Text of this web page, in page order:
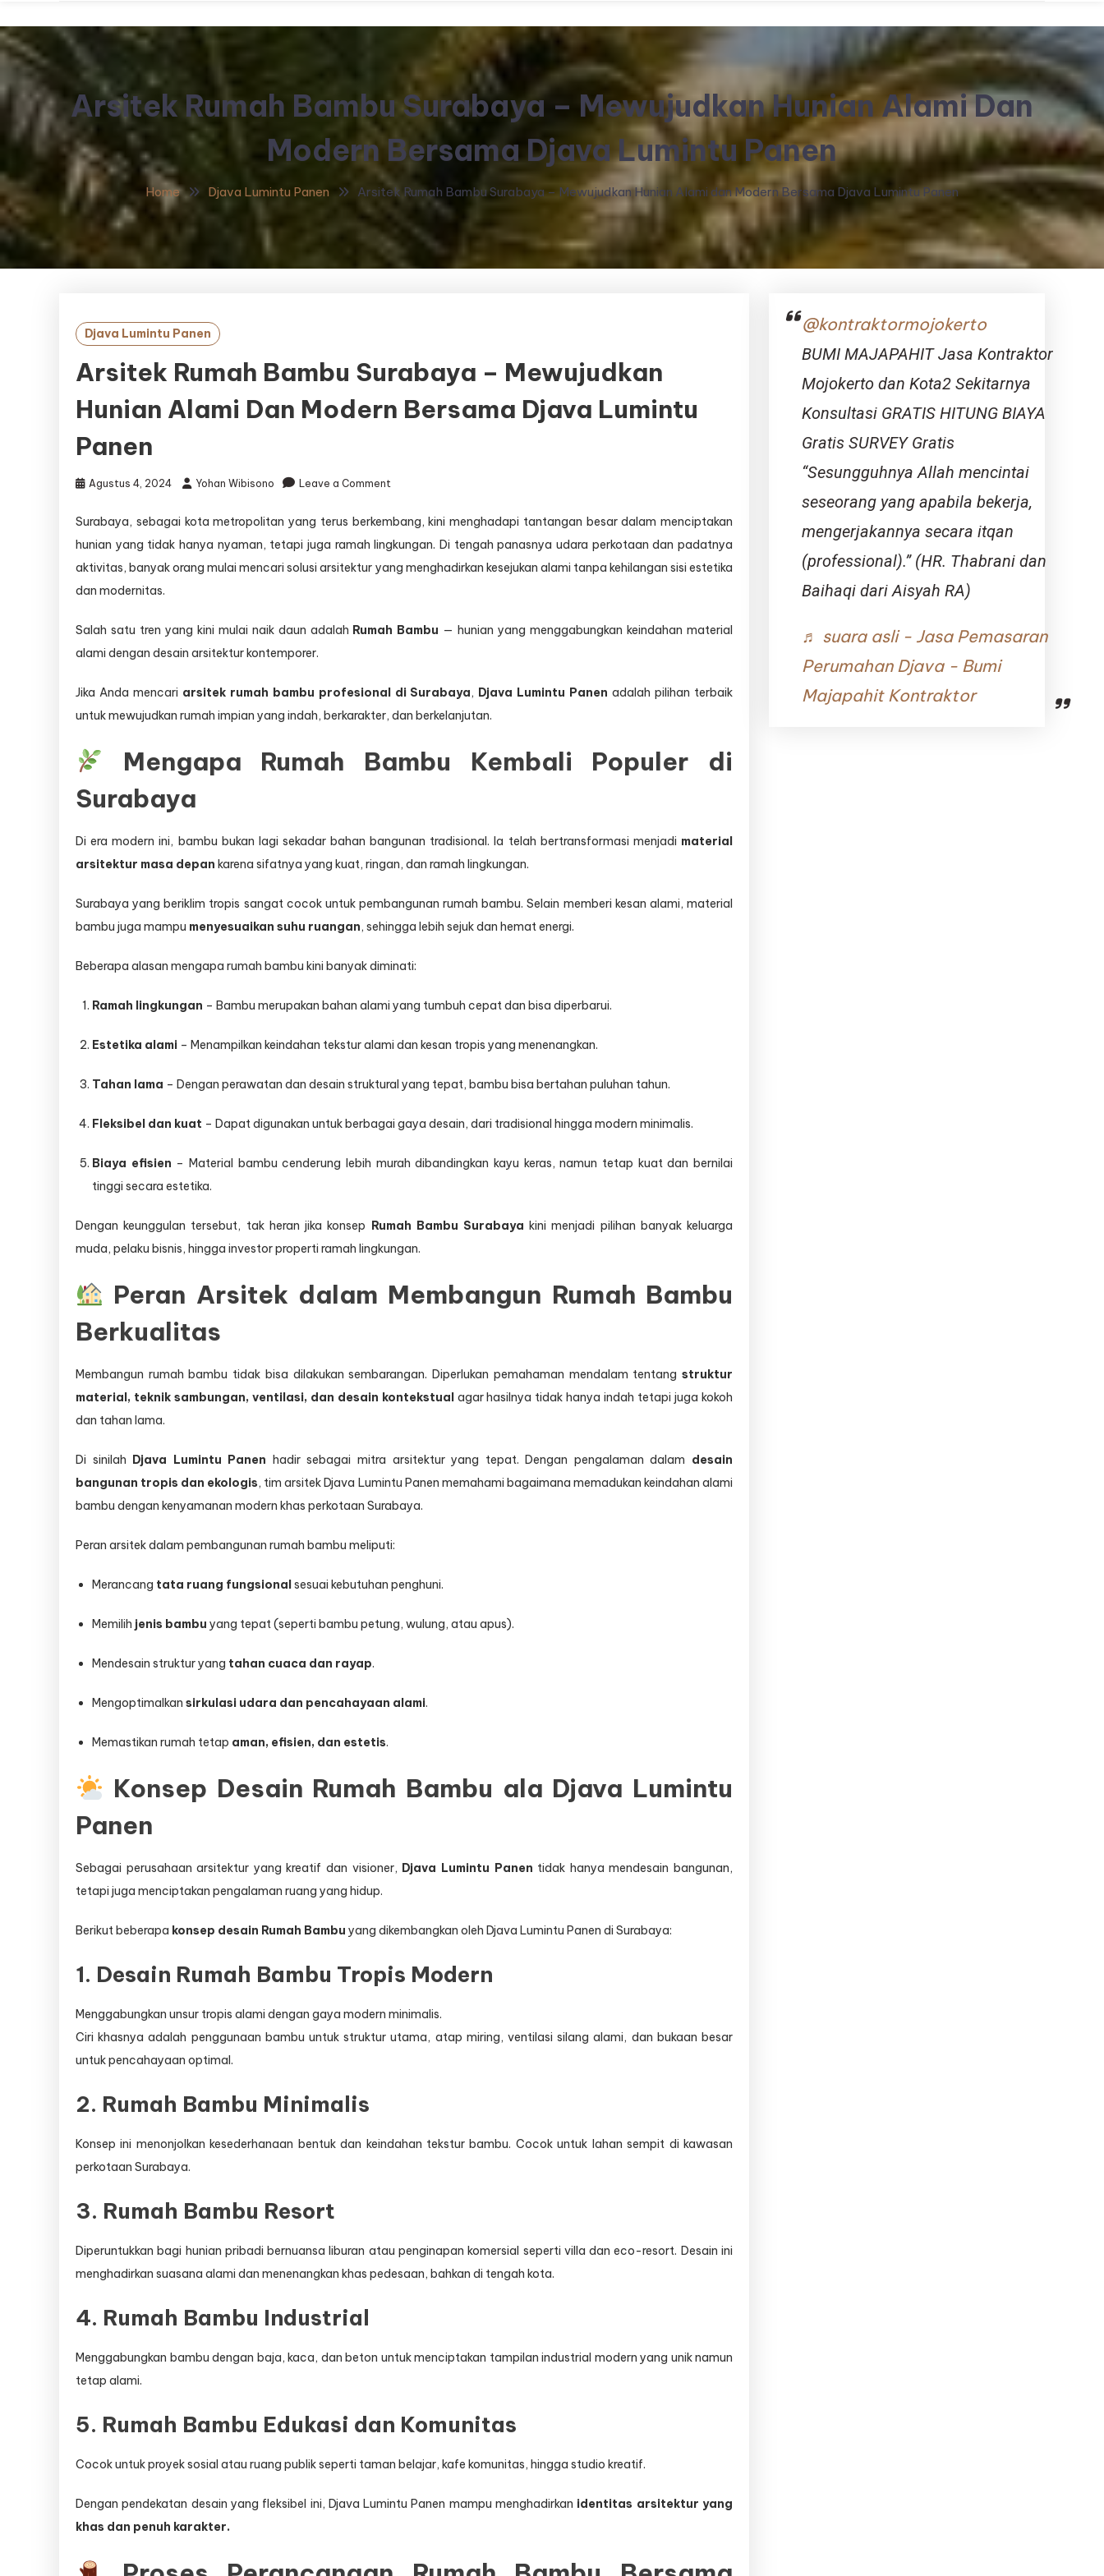
Arsitek Rumah Bambu Surabaya – Mewujudkan Hunian Alami Dan
Modern Bersama Djava Lumintu Panen
Home Djava Lumintu Panen Arsitek Rumah Bambu Surabaya – Mewujudkan Hunian Alami dan Modern Bersama Djava Lumintu Panen
Djava Lumintu Panen
Arsitek Rumah Bambu Surabaya – Mewujudkan
Hunian Alami Dan Modern Bersama Djava Lumintu
Panen
Agustus 4, 2024 Yohan Wibisono Leave a Comment
Rumah
Bambu
Surabaya
–
dan
Djava
Panen
Surabaya, sebagai kota metropolitan yang terus berkembang, kini menghadapi tantangan besar dalam menciptakan
hunian yang tidak hanya nyaman, tetapi juga ramah lingkungan. Di tengah panasnya udara perkotaan dan padatnya
aktivitas, banyak orang mulai mencari solusi arsitektur yang menghadirkan kesejukan alami tanpa kehilangan sisi estetika
dan modernitas.
Salah satu tren yang kini mulai naik daun adalah Rumah Bambu — hunian yang menggabungkan keindahan material
alami dengan desain arsitektur kontemporer.
Jika Anda mencari arsitek rumah bambu profesional di Surabaya, Djava Lumintu Panen adalah pilihan terbaik
untuk mewujudkan rumah impian yang indah, berkarakter, dan berkelanjutan.
Mengapa Rumah Bambu Kembali Populer di
Surabaya
Di era modern ini, bambu bukan lagi sekadar bahan bangunan tradisional. Ia telah bertransformasi menjadi material
arsitektur masa depan karena sifatnya yang kuat, ringan, dan ramah lingkungan.
Surabaya yang beriklim tropis sangat cocok untuk pembangunan rumah bambu. Selain memberi kesan alami, material
bambu juga mampu menyesuaikan suhu ruangan, sehingga lebih sejuk dan hemat energi.
Beberapa alasan mengapa rumah bambu kini banyak diminati:
Ramah lingkungan – Bambu merupakan bahan alami yang tumbuh cepat dan bisa diperbarui.
Estetika alami – Menampilkan keindahan tekstur alami dan kesan tropis yang menenangkan.
Tahan lama – Dengan perawatan dan desain struktural yang tepat, bambu bisa bertahan puluhan tahun.
Fleksibel dan kuat – Dapat digunakan untuk berbagai gaya desain, dari tradisional hingga modern minimalis.
Biaya efisien – Material bambu cenderung lebih murah dibandingkan kayu keras, namun tetap kuat dan bernilai
tinggi secara estetika.
Dengan keunggulan tersebut, tak heran jika konsep Rumah Bambu Surabaya kini menjadi pilihan banyak keluarga
muda, pelaku bisnis, hingga investor properti ramah lingkungan.
Peran Arsitek dalam Membangun Rumah Bambu
Berkualitas
Membangun rumah bambu tidak bisa dilakukan sembarangan. Diperlukan pemahaman mendalam tentang struktur
material, teknik sambungan, ventilasi, dan desain kontekstualagar hasilnya tidak hanya indah tetapi juga kokoh
dan tahan lama.
Di sinilah Djava Lumintu Panen hadir sebagai mitra arsitektur yang tepat. Dengan pengalaman dalam desain
bangunan tropis dan ekologis, tim arsitek Djava Lumintu Panen memahami bagaimana memadukan keindahan alami
bambu dengan kenyamanan modern khas perkotaan Surabaya.
Peran arsitek dalam pembangunan rumah bambu meliputi:
Merancang tata ruang fungsionalsesuai kebutuhan penghuni.
Memilih jenis bambu yang tepat (seperti bambu petung, wulung, atau apus).
Mendesain struktur yang tahan cuaca dan rayap.
Mengoptimalkan sirkulasi udara dan pencahayaan alami.
Memastikan rumah tetap aman, efisien, dan estetis.
Konsep Desain Rumah Bambu ala Djava Lumintu
Panen
Sebagai perusahaan arsitektur yang kreatif dan visioner, Djava Lumintu Panen tidak hanya mendesain bangunan,
tetapi juga menciptakan pengalaman ruang yang hidup.
Berikut beberapa konsep desain Rumah Bambu yang dikembangkan oleh Djava Lumintu Panen di Surabaya:
1. Desain Rumah Bambu Tropis Modern
Menggabungkan unsur tropis alami dengan gaya modern minimalis.
Ciri khasnya adalah penggunaan bambu untuk struktur utama, atap miring, ventilasi silang alami, dan bukaan besar
untuk pencahayaan optimal.
2. Rumah Bambu Minimalis
Konsep ini menonjolkan kesederhanaan bentuk dan keindahan tekstur bambu. Cocok untuk lahan sempit di kawasan
perkotaan Surabaya.
3. Rumah Bambu Resort
Diperuntukkan bagi hunian pribadi bernuansa liburan atau penginapan komersial seperti villa dan eco-resort. Desain ini
menghadirkan suasana alami dan menenangkan khas pedesaan, bahkan di tengah kota.
4. Rumah Bambu Industrial
Menggabungkan bambu dengan baja, kaca, dan beton untuk menciptakan tampilan industrial modern yang unik namun
tetap alami.
5. Rumah Bambu Edukasi dan Komunitas
Cocok untuk proyek sosial atau ruang publik seperti taman belajar, kafe komunitas, hingga studio kreatif.
Dengan pendekatan desain yang fleksibel ini, Djava Lumintu Panen mampu menghadirkan identitas arsitektur yang
khas dan penuh karakter.
@kontraktormojokerto
BUMI MAJAPAHIT Jasa Kontraktor
Mojokerto dan Kota2 Sekitarnya
Konsultasi GRATIS HITUNG BIAYA
Gratis SURVEY Gratis
“Sesungguhnya Allah mencintai
seseorang yang apabila bekerja,
mengerjakannya secara itqan
(professional).” (HR. Thabrani dan
Baihaqi dari Aisyah RA)
♬ suara asli - Jasa Pemasaran
Perumahan Djava - Bumi
Majapahit Kontraktor